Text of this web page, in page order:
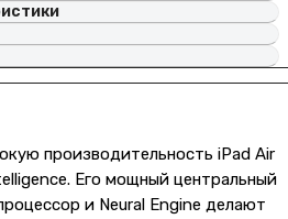
производительность iPad Air
Его мощный центральный
и Neural Engine делают